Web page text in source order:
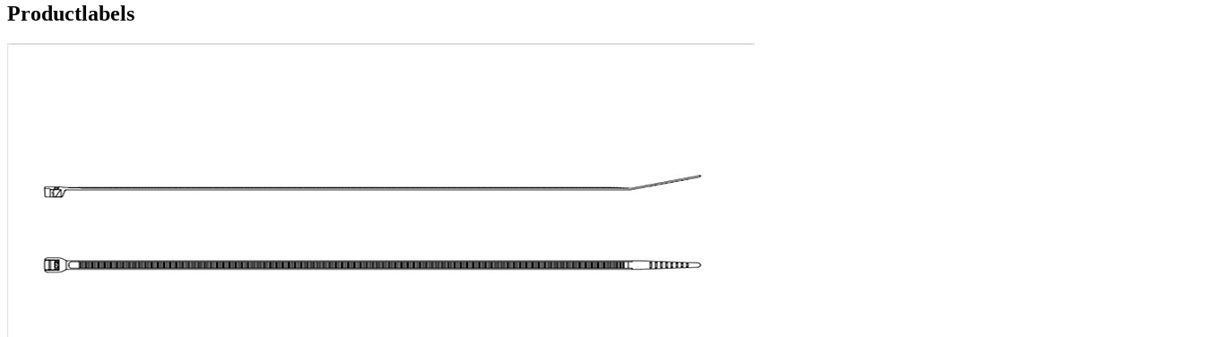
Productlabels